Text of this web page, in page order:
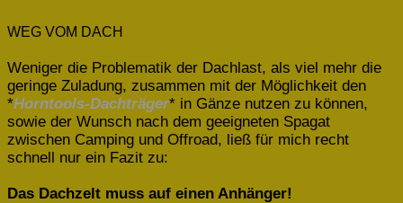
WEG VOM DACH
Weniger die Problematik der Dachlast, als viel mehr die
geringe Zuladung, zusammen mit der Möglichkeit den
*Horntools-Dachträger* in Gänze nutzen zu können,
sowie der Wunsch nach dem geeigneten Spagat
zwischen Camping und Offroad, ließ für mich recht
schnell nur ein Fazit zu:
Das Dachzelt muss auf einen Anhänger!